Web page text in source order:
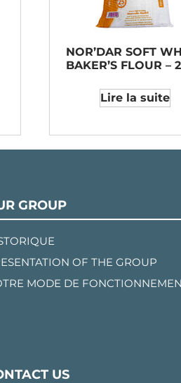
NOR’DAR SOFT
BAKER’S FLOUR –
Lire la suite
GROUP
OF THE GROUP
MODE DE
US